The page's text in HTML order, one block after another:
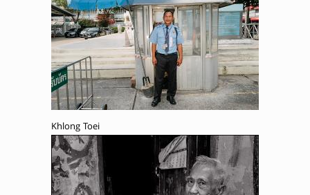
Khlong Toei